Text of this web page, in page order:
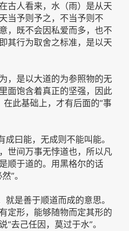
古人看来，水（雨）是从天
当予则予之，不当予则不
，既不会因私爱而多，也不
其行为取舍之标准，是以天
，是以大道的为参照物的无
面饱含着真正的坚强，因此
在此基础上，才有后面的“事
曰能，无成则不能叫能。
世间万事无悖道也，所以凡
顺于道的。用黑格尔的话
”。
就是善于顺道而成的意思。
定形，能够随物而定其形的
“去己任因，莫过于水”。